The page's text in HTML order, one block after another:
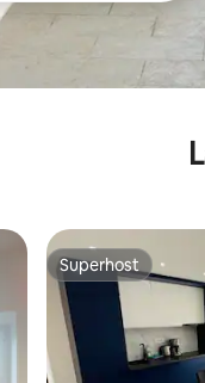
Superhost
Superhost